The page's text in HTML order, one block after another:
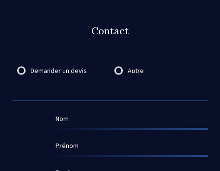
Contact
Demander un devis Autre
Nom
Prénom